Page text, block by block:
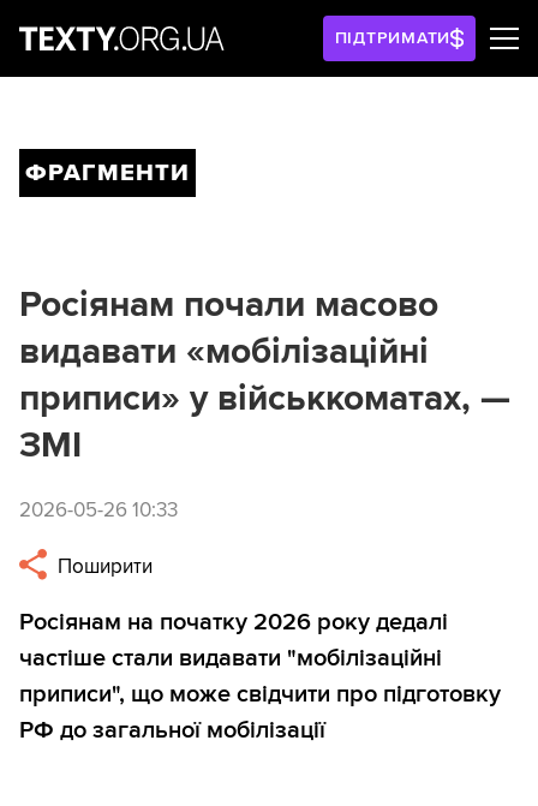
ПІДТРИМАТИ
ФРАГМЕНТИ
Росіянам почали масово
видавати «мобілізаційні
приписи» у військкоматах, —
ЗМІ
2026-05-26 10:33
Поширити
Росіянам на початку 2026 року дедалі
частіше стали видавати "мобілізаційні
приписи", що може свідчити про підготовку
РФ до загальної мобілізації